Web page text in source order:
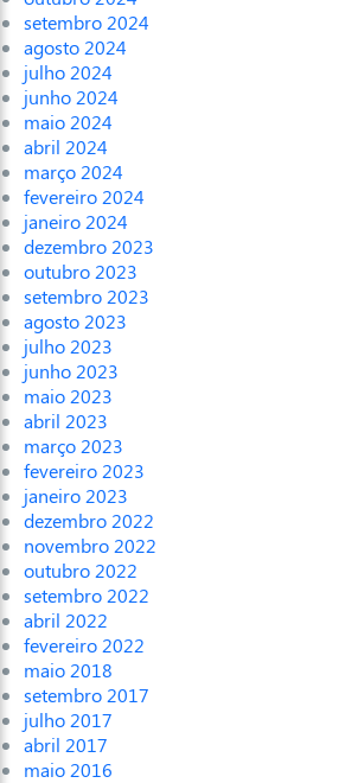
setembro 2024
agosto 2024
julho 2024
junho 2024
maio 2024
abril 2024
março 2024
fevereiro 2024
janeiro 2024
dezembro 2023
outubro 2023
setembro 2023
agosto 2023
julho 2023
junho 2023
maio 2023
abril 2023
março 2023
fevereiro 2023
janeiro 2023
dezembro 2022
novembro 2022
outubro 2022
setembro 2022
abril 2022
fevereiro 2022
maio 2018
setembro 2017
julho 2017
abril 2017
maio 2016